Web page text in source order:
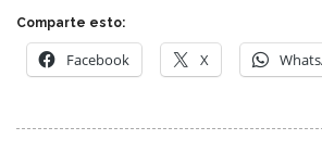
Comparte esto:
Facebook X